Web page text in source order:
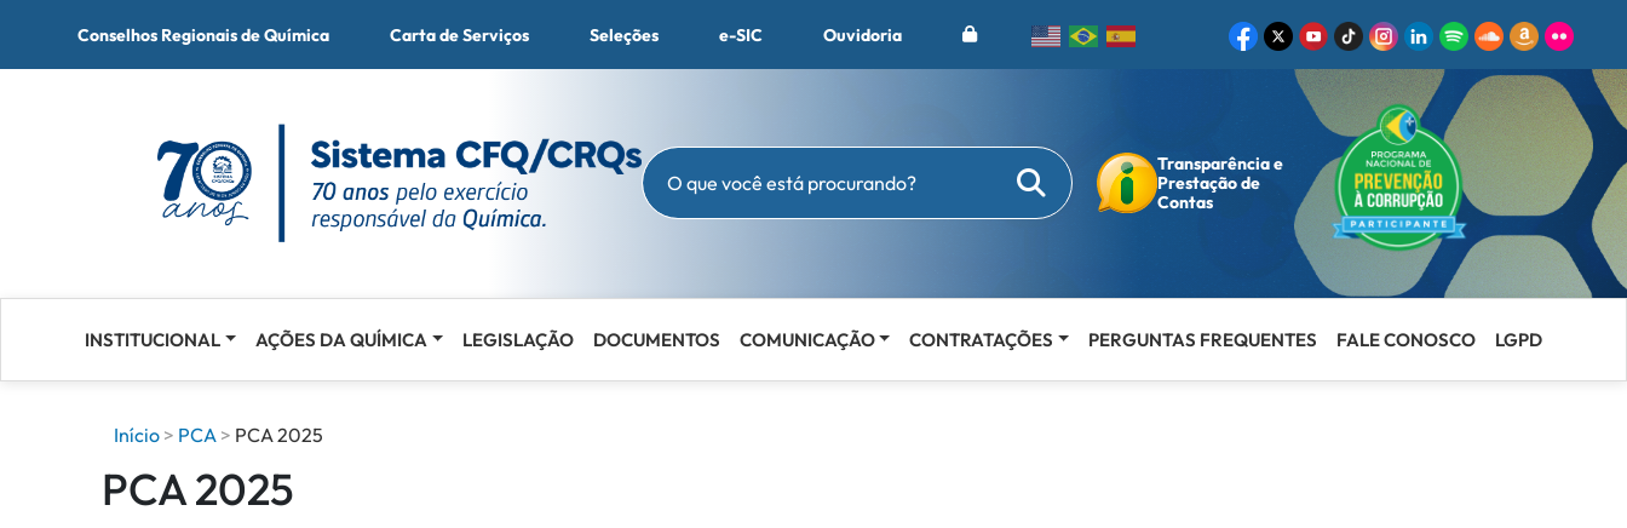
Conselhos Regionais de Química Carta de Serviços Seleções e-SIC Ouvidoria
O que você está procurando? Buscar
Transparência e
Prestação de
Contas
INSTITUCIONAL AÇÕES DA QUÍMICA LEGISLAÇÃO DOCUMENTOS COMUNICAÇÃO CONTRATAÇÕES PERGUNTAS FREQUENTES FALE CONOSCO LGPD
o
Início PCA PCA 2025
PCA 2025